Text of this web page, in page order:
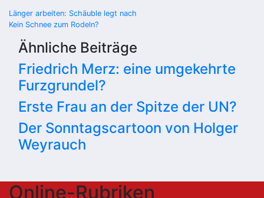
Beitragsnavigation
Länger arbeiten: Schäuble legt nach
Kein Schnee zum Rodeln?
Ähnliche Beiträge
Friedrich Merz: eine umgekehrte
Furzgrundel?
Erste Frau an der Spitze der UN?
Der Sonntagscartoon von Holger
Weyrauch
Online-Rubriken